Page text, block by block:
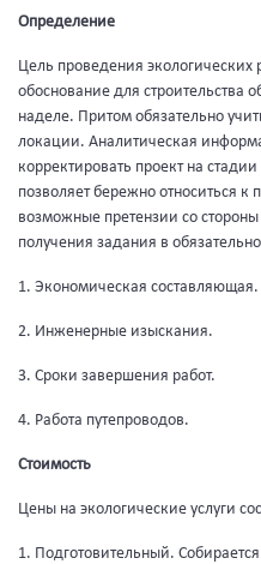
Определение
Цель проведения экологических
обоснование для строительства
наделе. Притом обязательно
локации. Аналитическая
корректировать проект на
позволяет бережно относиться
возможные претензии со
получения задания в
1. Экономическая составляющая.
2. Инженерные изыскания.
3. Сроки завершения работ.
4. Работа путепроводов.
Стоимость
Цены на экологические услуги
1. Подготовительный.